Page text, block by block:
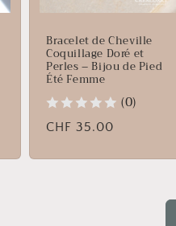
Bracelet de Cheville
Coquillage Doré et
Perles – Bijou de Pied
Été Femme
(0)
Prix
CHF 35.00